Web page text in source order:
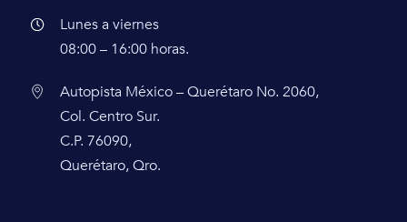
Lunes a viernes
08:00 – 16:00 horas.
Autopista México – Querétaro No. 2060,
Col. Centro Sur.
C.P. 76090,
Querétaro, Qro.